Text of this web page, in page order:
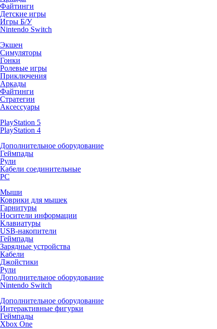
Файтинги
Детские игры
Игры Б/У
Nintendo Switch
Экшен
Симуляторы
Гонки
Ролевые игры
Приключения
Аркады
Файтинги
Стратегии
Аксессуары
PlayStation 5
PlayStation 4
Дополнительное оборудование
Геймпады
Рули
Кабели соединительные
PC
Мыши
Коврики для мышек
Гарнитуры
Носители информации
Клавиатуры
USB-накопители
Геймпады
Зарядные устройства
Кабели
Джойстики
Рули
Дополнительное оборудование
Nintendo Switch
Дополнительное оборудование
Интерактивные фигурки
Геймпады
Xbox One